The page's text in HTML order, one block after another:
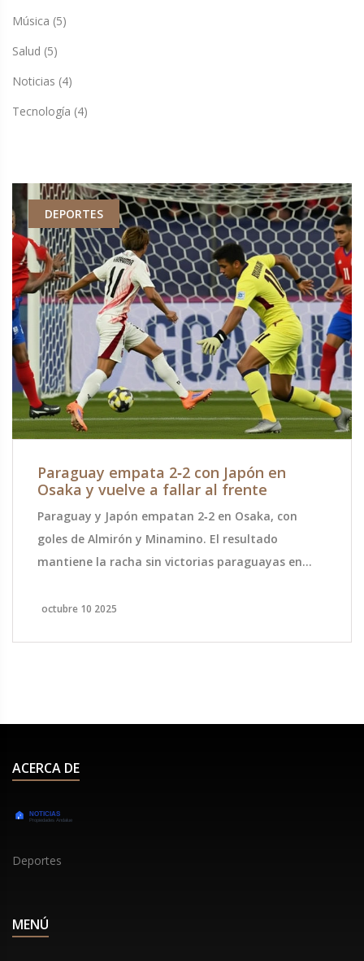
Música (5)
Salud (5)
Noticias (4)
Tecnología (4)
DEPORTES
Paraguay empata 2‑2 con Japón en
Osaka y vuelve a fallar al frente
Paraguay y Japón empatan 2‑2 en Osaka, con
goles de Almirón y Minamino. El resultado
mantiene la racha sin victorias paraguayas en
octubre 10 2025
ACERCA DE
Deportes
MENÚ